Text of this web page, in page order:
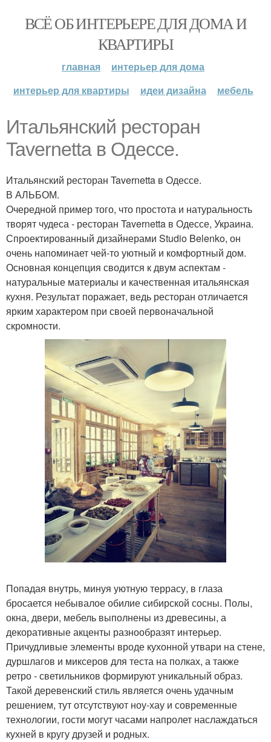
ВСЁ ОБ ИНТЕРЬЕРЕ ДЛЯ ДОМА И
КВАРТИРЫ
главная
интерьер для дома
интерьер для квартиры
идеи дизайна мебель
Итальянский ресторан
Tavernetta в Одессе.
Итальянский ресторан Tavernetta в Одессе.
В АЛЬБОМ.
Очередной пример того, что простота и натуральность
творят чудеса - ресторан Tavernetta в Одессе, Украина.
Спроектированный дизайнерами Studio Belenko, он
очень напоминает чей-то уютный и комфортный дом.
Основная концепция сводится к двум аспектам -
натуральные материалы и качественная итальянская
кухня. Результат поражает, ведь ресторан отличается
ярким характером при своей первоначальной
скромности.
Попадая внутрь, минуя уютную террасу, в глаза
бросается небывалое обилие сибирской сосны. Полы,
окна, двери, мебель выполнены из древесины, а
декоративные акценты разнообразят интерьер.
Причудливые элементы вроде кухонной утвари на стене,
дуршлагов и миксеров для теста на полках, а также
ретро - светильников формируют уникальный образ.
Такой деревенский стиль является очень удачным
решением, тут отсутствуют ноу-хау и современные
технологии, гости могут часами напролет наслаждаться
кухней в кругу друзей и родных.